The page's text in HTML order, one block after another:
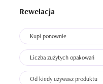
Rewelacja
Kupi ponownie
Liczba zużytych opakowań
Od kiedy używasz produktu